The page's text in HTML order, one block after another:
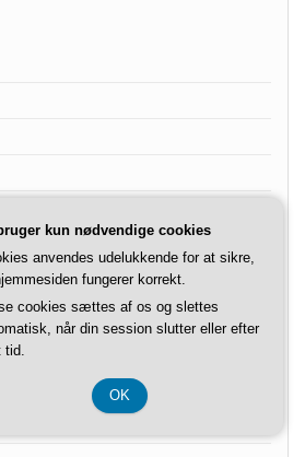
kun nødvendige cookies
anvendes udelukkende for at sikre,
fungerer korrekt.
cookies sættes af os og slettes
når din session slutter eller efter
tid.
OK